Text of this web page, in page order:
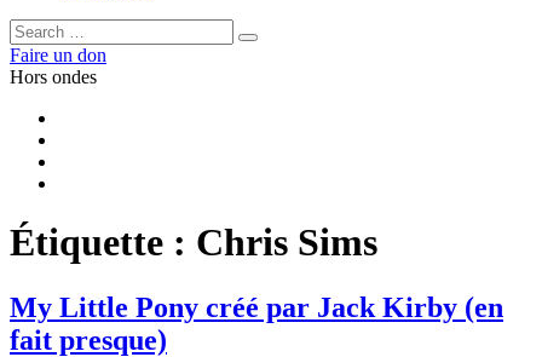
Rechercher :
Rechercher
Faire un don
Hors ondes
Étiquette : Chris Sims
My Little Pony créé par Jack Kirby (en
fait presque)